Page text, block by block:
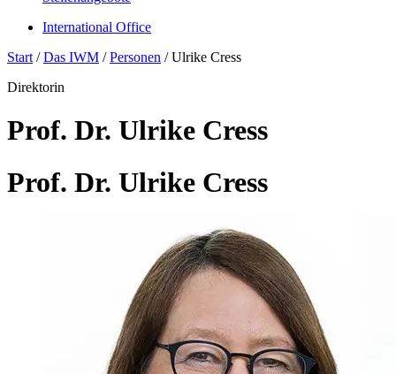
International Office
Start /Das IWM /Personen /Ulrike Cress
Direktorin
Prof. Dr. Ulrike Cress
Prof. Dr. Ulrike Cress